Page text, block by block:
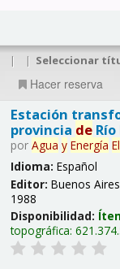
| | Seleccionar
Hacer reserva
Estación
provincia deRío
por Agua y Energía
Idioma: Español
Editor: Buenos
1988
Disponibilidad:
topográfica: